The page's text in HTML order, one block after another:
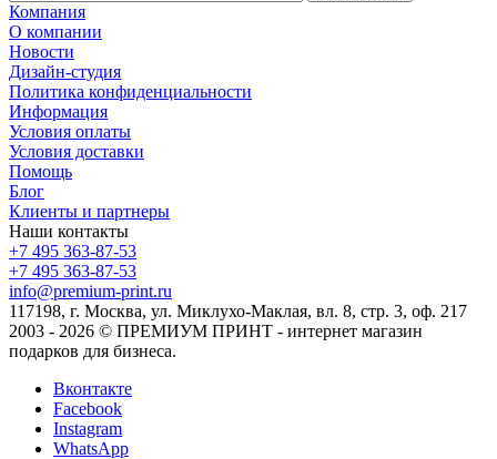
Компания
О компании
Новости
Дизайн-студия
Политика конфиденциальности
Информация
Условия оплаты
Условия доставки
Помощь
Блог
Клиенты и партнеры
Наши контакты
+7 495 363-87-53
+7 495 363-87-53
info@premium-print.ru
117198, г. Москва, ул. Миклухо-Маклая, вл. 8, стр. 3, оф. 217
2003 - 2026 © ПРЕМИУМ ПРИНТ - интернет магазин
подарков для бизнеса.
Вконтакте
Facebook
Instagram
WhatsApp